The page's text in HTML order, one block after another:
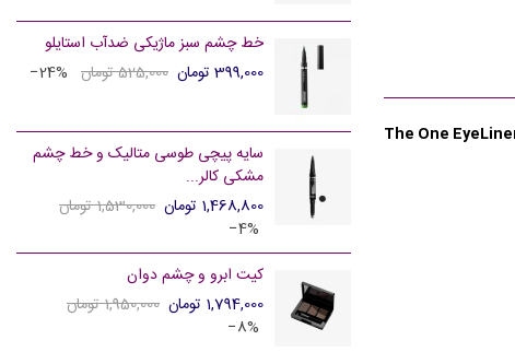
The One
خط چشم سبز ماژیکی ضدآب استایلو
399,000 تومان
525,000 تومان ‎−24%
سایه پیچی طوسی متالیک و خط چشم
مشکی کالر...
1,468,800 تومان
1,530,000 تومان
‎−4%
کیت ابرو و چشم دوان
1,794,000 تومان
1,950,000 تومان
‎−8%